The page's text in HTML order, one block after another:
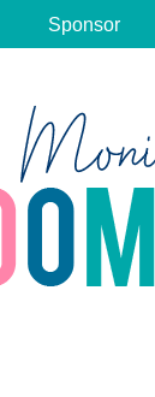
Sponsor